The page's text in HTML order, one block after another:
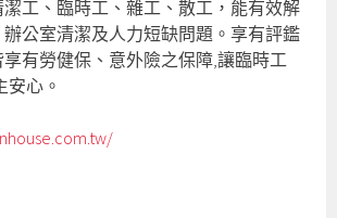
工、臨時工、雜工、散工，能有效解
公室清潔及人力短缺問題。享有評鑑
有勞健保、意外險之保障,讓臨時工
安心。